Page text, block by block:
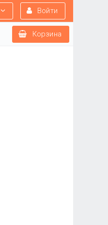
Войти
Корзина